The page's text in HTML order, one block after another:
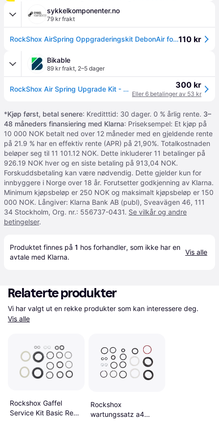
sykkelkomponenter.no
79 kr frakt
RockShox AirSpring Oppgraderingskit DebonAir for Pike/Revelation110 kr
Bikable
89 kr frakt, 2–5 dager
RockShox Air Spring Upgrade Kit - DebonAir 150 mm 300 kr
Eller 6 betalinger av 53 kr
*Kjøp først, betal senere: Kreditttid: 30 dager. 0 % årlig rente. 3–
48 måneders finansiering med Klarna: Priseksempel: Et kjøp på
10 000 NOK betalt ned over 12 måneder med en gjeldende rente
på 21.9 % har en effektiv rente (APR) på 21,90%. Totalkostnaden
beløper seg til 11 101.12 NOK. Dette inkluderer 11 betalinger på
926.19 NOK hver og en siste betaling på 913,04 NOK.
Forskuddsbetaling kan være nødvendig. Dette gjelder kun for
innbyggere i Norge over 18 år. Forutsetter godkjenning av Klarna.
Minimum kjøpsbeløp er 250 NOK og maksimalt kjøpsbeløp er 150
000 NOK. Långiver: Klarna Bank AB (publ), Sveavägen 46, 111
34 Stockholm, Org. nr.: 556737-0431. Se vilkår og andre
betingelser.
Produktet finnes på 1 hos forhandler, som ikke har en
avtale med Klarna.
Vis alle
Relaterte produkter
Vis alle
Rockshox Gaffel
Service Kit Basic Reba
Rockshox
wartungssatz a4